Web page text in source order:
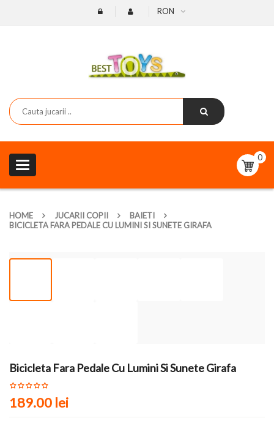
RON
Toggle
navigation
0
HOME JUCARII COPII
BAIETI
BICICLETA FARA PEDALE CU LUMINI SI SUNETE GIRAFA
Bicicleta Fara Pedale Cu Lumini Si Sunete Girafa
189.00 lei